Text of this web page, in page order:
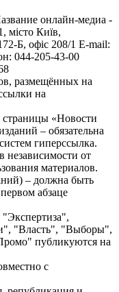
онлайн-медиа -
місто Київ,
Б, офіс 208/1 E-mail:
044-205-43-00
размещённых на
на
«Новости
– обязательна
гиперссылка.
независимости от
материалов.
– должна быть
абзаце
"Власть", "Выборы",
публикуются на
с